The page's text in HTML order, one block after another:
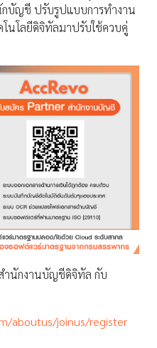
กบัญชี ปรับรูปแบบการทำงาน
โนโลยีดิจิทัลมาปรับใช้ควบคู่
ำนักงานบัญชีดิจิทัล กับ
aboutus/joinus/register